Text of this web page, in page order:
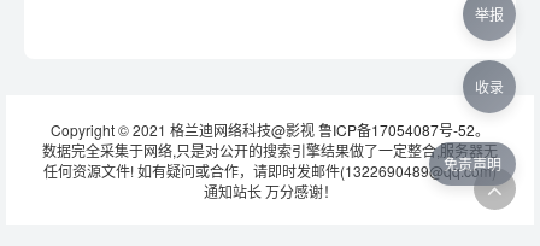
Copyright © 2021 格兰迪网络科技@影视鲁ICP备17054087号-52。
数据完全采集于网络,只是对公开的搜索引擎结果做了一定整合,服务器无
任何资源文件! 如有疑问或合作，请即时发邮件(1322690489@qq.com)
通知站长 万分感谢！
免责声明
举报
收录